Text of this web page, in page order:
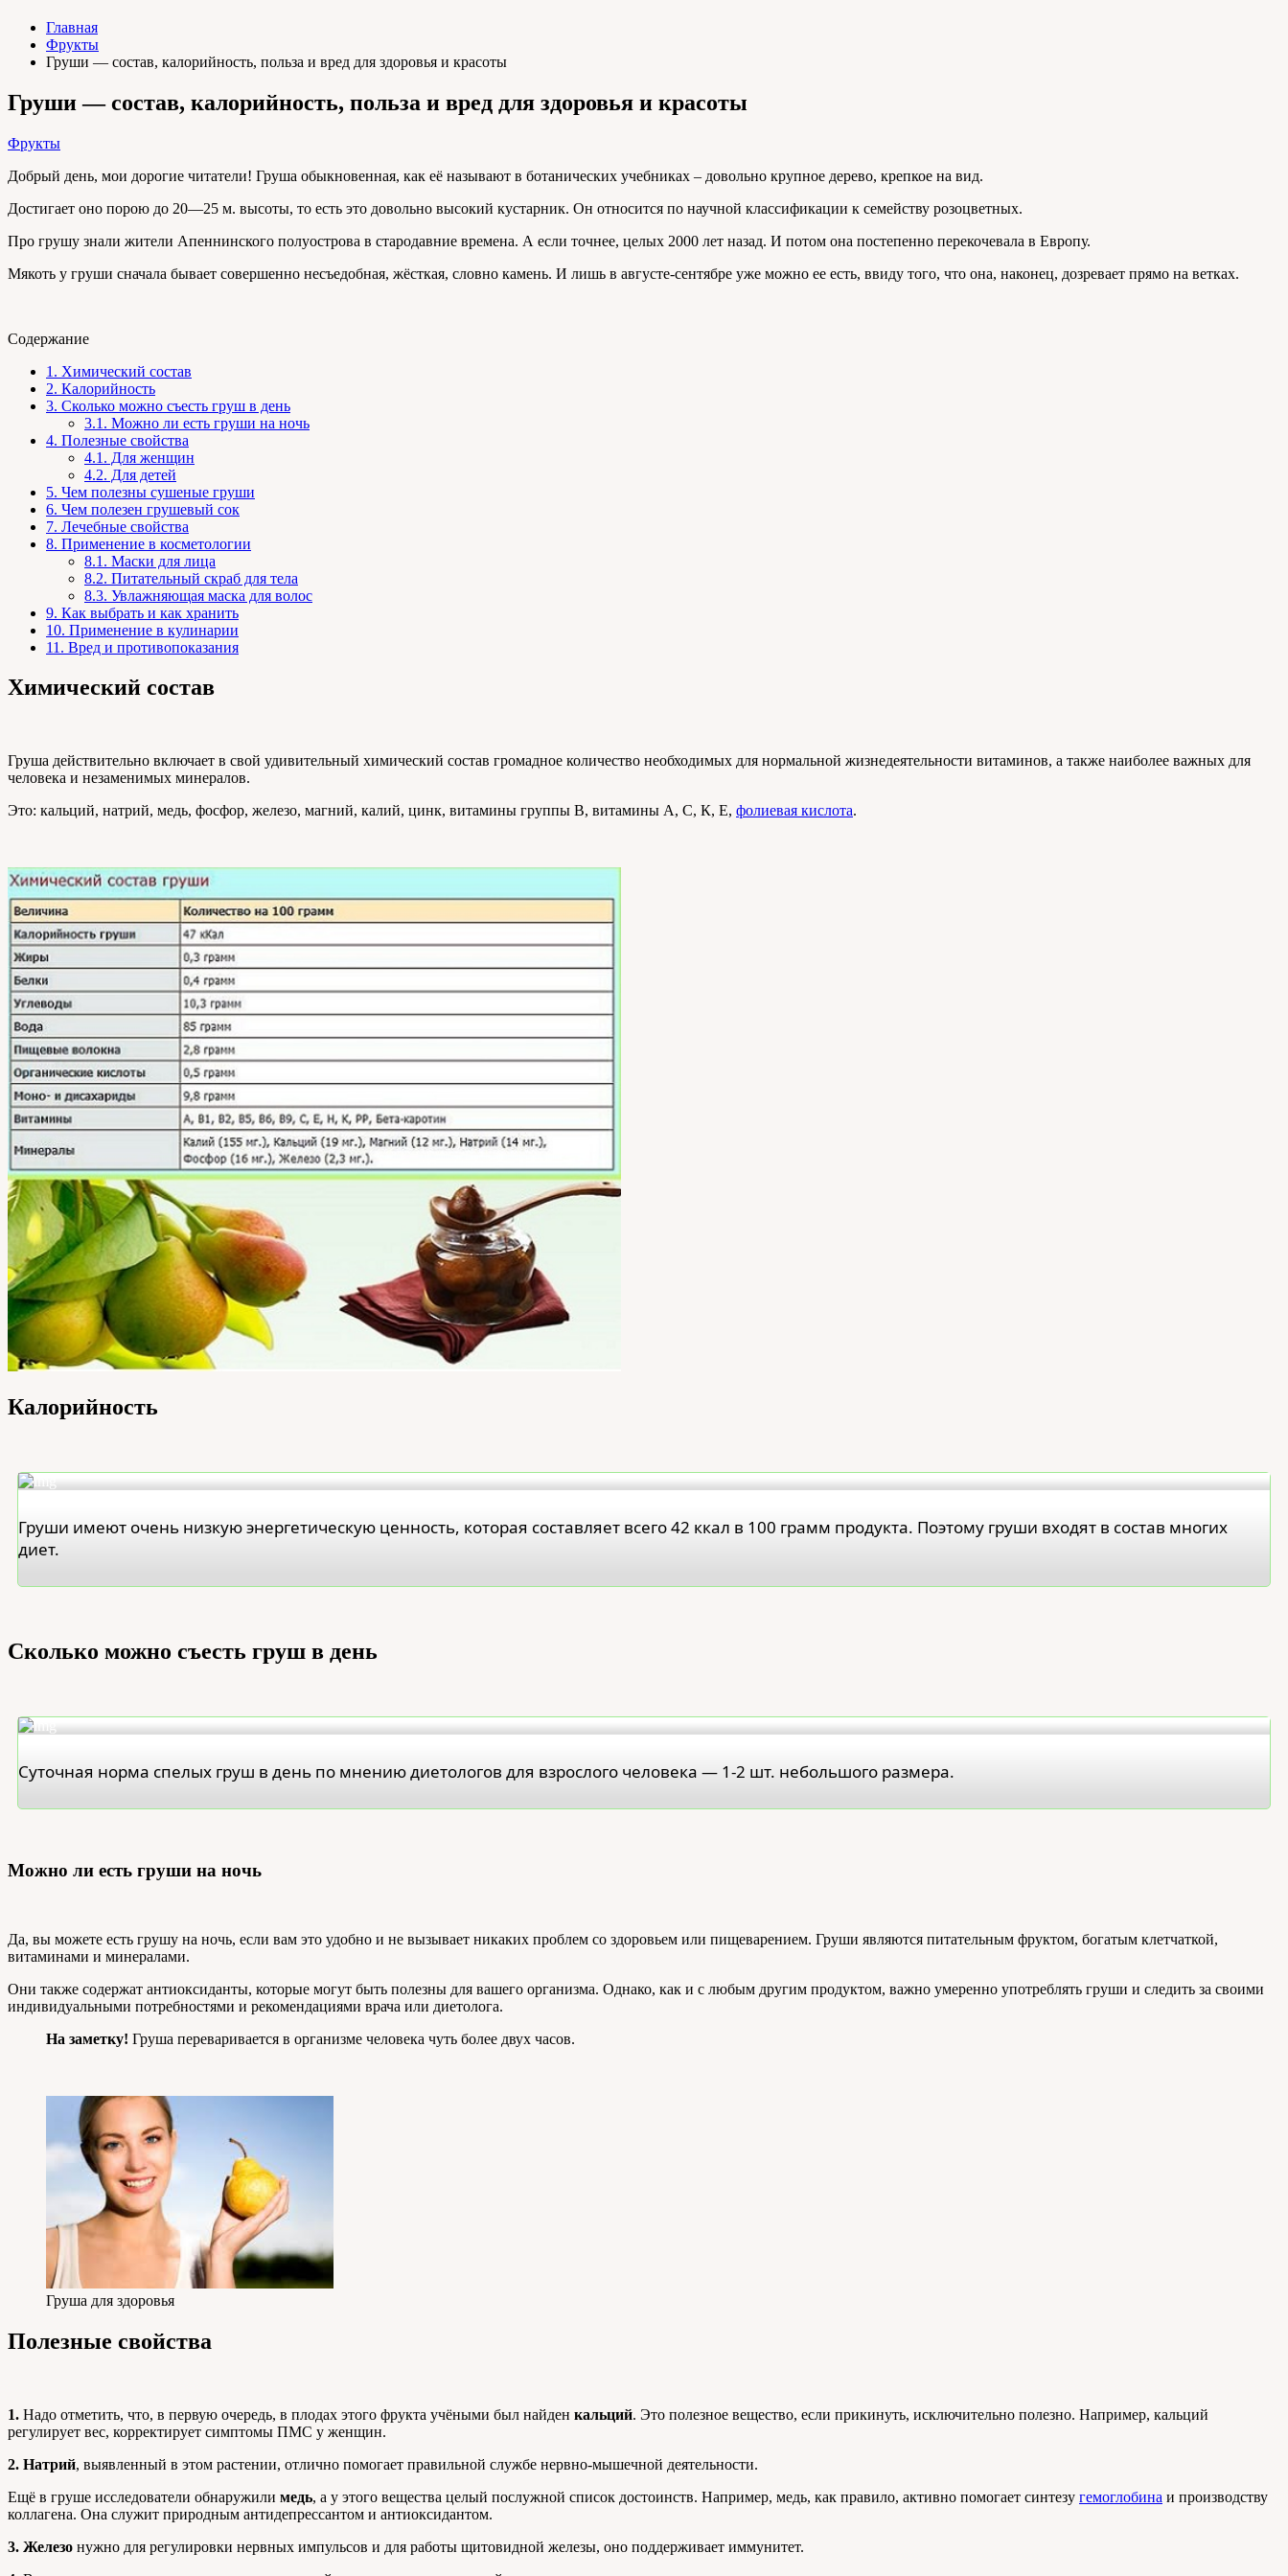
Главная
Фрукты
Груши — состав, калорийность, польза и вред для здоровья и красоты
Груши — состав, калорийность, польза и вред для здоровья и красоты
Фрукты
Добрый день, мои дорогие читатели! Груша обыкновенная, как её называют в ботанических учебниках – довольно крупное дерево, крепкое на вид.
Достигает оно порою до 20—25 м. высоты, то есть это довольно высокий кустарник. Он относится по научной классификации к семейству розоцветных.
Про грушу знали жители Апеннинского полуострова в стародавние времена. А если точнее, целых 2000 лет назад. И потом она постепенно перекочевала в Европу.
Мякоть у груши сначала бывает совершенно несъедобная, жёсткая, словно камень. И лишь в августе-сентябре уже можно ее есть, ввиду того, что она, наконец, дозревает прямо на ветках.
Содержание
1. Химический состав
2. Калорийность
3. Сколько можно съесть груш в день
3.1. Можно ли есть груши на ночь
4. Полезные свойства
4.1. Для женщин
4.2. Для детей
5. Чем полезны сушеные груши
6. Чем полезен грушевый сок
7. Лечебные свойства
8. Применение в косметологии
8.1. Маски для лица
8.2. Питательный скраб для тела
8.3. Увлажняющая маска для волос
9. Как выбрать и как хранить
10. Применение в кулинарии
11. Вред и противопоказания
Химический состав
Груша действительно включает в свой удивительный химический состав громадное количество необходимых для нормальной жизнедеятельности витаминов, а также наиболее важных для
человека и незаменимых минералов.
Это: кальций, натрий, медь, фосфор, железо, магний, калий, цинк, витамины группы В, витамины А, С, К, Е, фолиевая кислота.
Калорийность
Груши имеют очень низкую энергетическую ценность, которая составляет всего 42 ккал в 100 грамм продукта. Поэтому груши входят в состав многих
диет.
Сколько можно съесть груш в день
Суточная норма спелых груш в день по мнению диетологов для взрослого человека — 1-2 шт. небольшого размера.
Можно ли есть груши на ночь
Да, вы можете есть грушу на ночь, если вам это удобно и не вызывает никаких проблем со здоровьем или пищеварением. Груши являются питательным фруктом, богатым клетчаткой,
витаминами и минералами.
Они также содержат антиоксиданты, которые могут быть полезны для вашего организма. Однако, как и с любым другим продуктом, важно умеренно употреблять груши и следить за своими
индивидуальными потребностями и рекомендациями врача или диетолога.
На заметку! Груша переваривается в организме человека чуть более двух часов.
Груша для здоровья
Полезные свойства
1. Надо отметить, что, в первую очередь, в плодах этого фрукта учёными был найден кальций. Это полезное вещество, если прикинуть, исключительно полезно. Например, кальций
регулирует вес, корректирует симптомы ПМС у женщин.
2. Натрий, выявленный в этом растении, отлично помогает правильной службе нервно-мышечной деятельности.
Ещё в груше исследователи обнаружили медь, а у этого вещества целый послужной список достоинств. Например, медь, как правило, активно помогает синтезу гемоглобина и производству
коллагена. Она служит природным антидепрессантом и антиоксидантом.
3. Железо нужно для регулировки нервных импульсов и для работы щитовидной железы, оно поддерживает иммунитет.